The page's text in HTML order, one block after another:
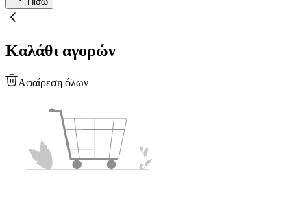
Καλάθι αγορών
Αφαίρεση όλων